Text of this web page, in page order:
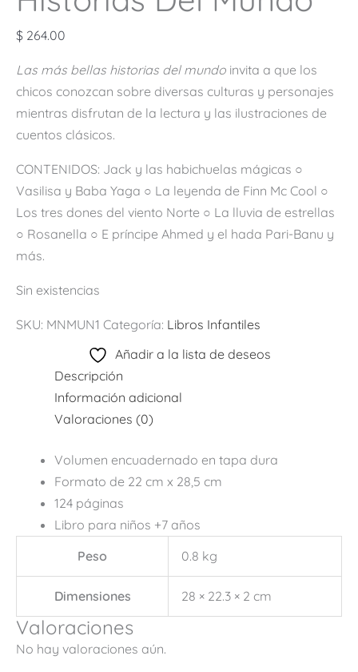
$ 264.00
Las más bellas historias del mundo invita a que los
chicos conozcan sobre diversas culturas y personajes
mientras disfrutan de la lectura y las ilustraciones de
cuentos clásicos.
CONTENIDOS: Jack y las habichuelas mágicas ○
Vasilisa y Baba Yaga ○ La leyenda de Finn Mc Cool ○
Los tres dones del viento Norte ○ La lluvia de estrellas
○ Rosanella ○ E príncipe Ahmed y el hada Pari-Banu y
más.
Sin existencias
SKU: MNMUN1 Categoría: Libros Infantiles
Añadir a la lista de deseos
Descripción
Información adicional
Valoraciones (0)
Volumen encuadernado en tapa dura
Formato de 22 cm x 28,5 cm
124 páginas
Libro para niños +7 años
Peso
0.8 kg
Dimensiones 28 × 22.3 × 2 cm
Valoraciones
No hay valoraciones aún.